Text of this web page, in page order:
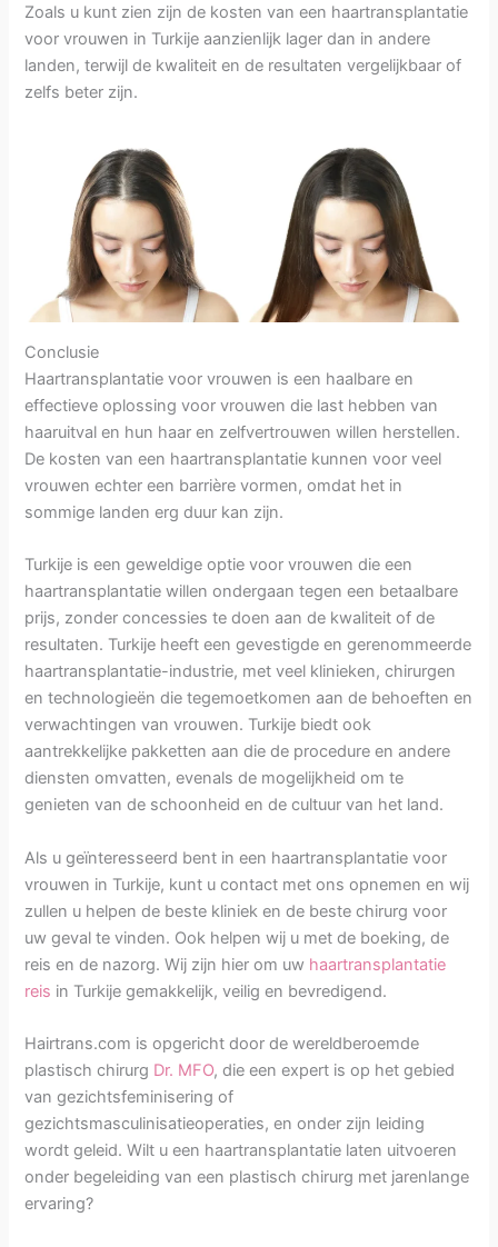
Zoals u kunt zien zijn de kosten van een haartransplantatie
voor vrouwen in Turkije aanzienlijk lager dan in andere
landen, terwijl de kwaliteit en de resultaten vergelijkbaar of
zelfs beter zijn.
Conclusie
Haartransplantatie voor vrouwen is een haalbare en
effectieve oplossing voor vrouwen die last hebben van
haaruitval en hun haar en zelfvertrouwen willen herstellen.
De kosten van een haartransplantatie kunnen voor veel
vrouwen echter een barrière vormen, omdat het in
sommige landen erg duur kan zijn.
Turkije is een geweldige optie voor vrouwen die een
haartransplantatie willen ondergaan tegen een betaalbare
prijs, zonder concessies te doen aan de kwaliteit of de
resultaten. Turkije heeft een gevestigde en gerenommeerde
haartransplantatie-industrie, met veel klinieken, chirurgen
en technologieën die tegemoetkomen aan de behoeften en
verwachtingen van vrouwen. Turkije biedt ook
aantrekkelijke pakketten aan die de procedure en andere
diensten omvatten, evenals de mogelijkheid om te
genieten van de schoonheid en de cultuur van het land.
Als u geïnteresseerd bent in een haartransplantatie voor
vrouwen in Turkije, kunt u contact met ons opnemen en wij
zullen u helpen de beste kliniek en de beste chirurg voor
uw geval te vinden. Ook helpen wij u met de boeking, de
reis en de nazorg. Wij zijn hier om uw haartransplantatie
reis in Turkije gemakkelijk, veilig en bevredigend.
Hairtrans.com is opgericht door de wereldberoemde
plastisch chirurg Dr. MFO, die een expert is op het gebied
van gezichtsfeminisering of
gezichtsmasculinisatieoperaties, en onder zijn leiding
wordt geleid. Wilt u een haartransplantatie laten uitvoeren
onder begeleiding van een plastisch chirurg met jarenlange
ervaring?